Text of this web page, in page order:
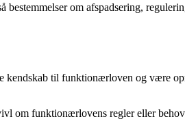
om afspadsering,
til funktionærloven og være
om funktionærlovens regler eller